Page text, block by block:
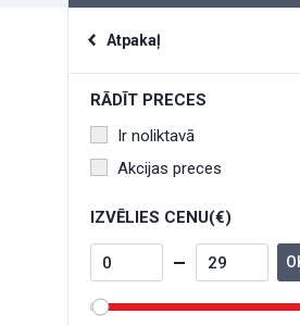
Atpakaļ
RĀDĪT PRECES
Ir noliktavā
Akcijas preces
IZVĒLIES CENU(€)